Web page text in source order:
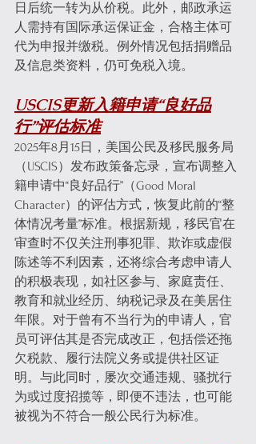
日后统一转为从价税。此外，邮政承运
人需持有国际承运保证金，合格主体可
代为申报并缴税。例外情况包括捐赠品
及信息类资料，仍可免税入境。
USCIS更新入籍申请“良好品
行”评估标准
2025年8月15日，美国公民及移民服务局
（USCIS）发布政策备忘录，宣布调整入
籍申请中“良好品行”（Good Moral
Character）的评估方式，恢复此前的“整
体情况考量”标准。根据新规，移民官在
审查时不仅关注刑事犯罪、欺诈或虚假
陈述等不利因素，还将综合考虑申请人
的积极表现，如社区参与、家庭责任、
教育和就业经历、纳税记录及在美居住
年限。对于曾有不当行为的申请人，官
员可评估其是否完成改正，包括偿还拖
欠税款、履行法院义务或提供社区证
明。与此同时，屡次交通违规、骚扰行
为或过度招揽等，即便不违法，也可能
被视为不符合一般公民行为标准。